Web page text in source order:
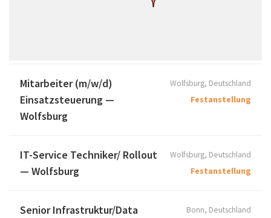
Mitarbeiter (m/w/d)
Einsatzsteuerung —
Wolfsburg
Wolfsburg, Deutschland
Festanstellung
IT-Service Techniker/ Rollout
— Wolfsburg
Wolfsburg, Deutschland
Festanstellung
Senior Infrastruktur/Data
Bonn, Deutschland